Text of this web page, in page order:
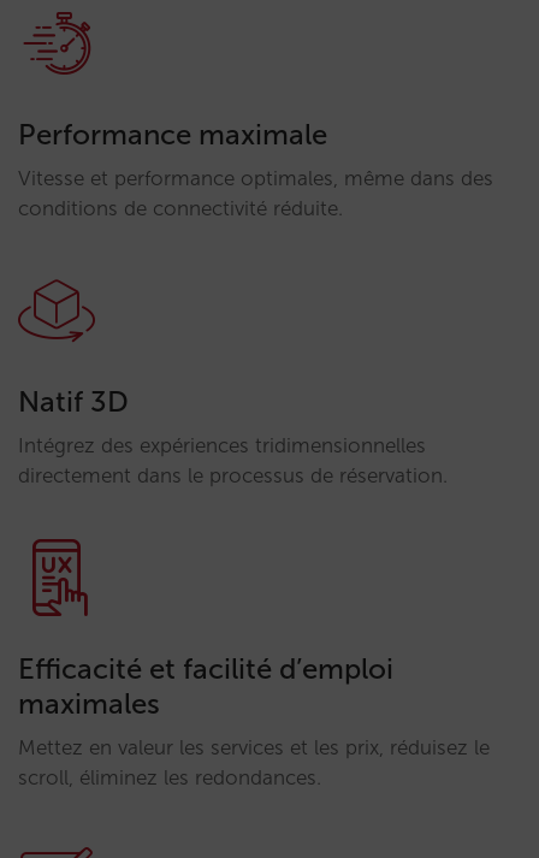
Performance maximale
Vitesse et performance optimales, même dans des
conditions de connectivité réduite.
Natif 3D
Intégrez des expériences tridimensionnelles
directement dans le processus de réservation.
Efficacité et facilité d’emploi
maximales
Mettez en valeur les services et les prix, réduisez le
scroll, éliminez les redondances.